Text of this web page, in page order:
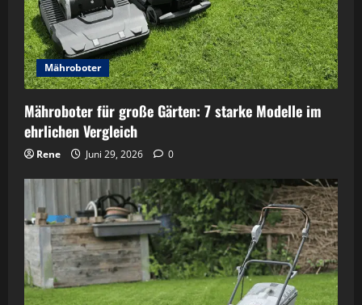
Mähroboter
Mähroboter für große Gärten: 7 starke Modelle im
ehrlichen Vergleich
Rene Juni 29, 2026 0